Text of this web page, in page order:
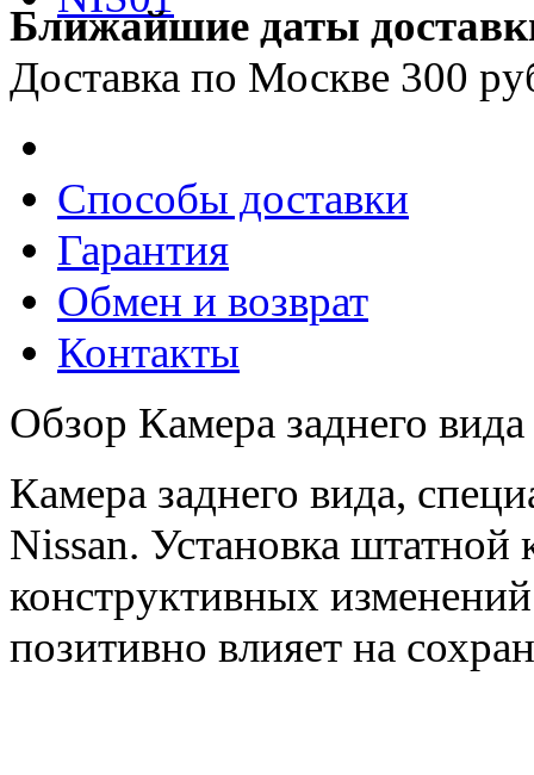
Ближайшие даты
Доставка по Москве 300
Способы доставки
Гарантия
Обмен и возврат
Контакты
Обзор Камера заднего
Камера заднего вида,
Nissan. Установка штатной
конструктивных
позитивно влияет на